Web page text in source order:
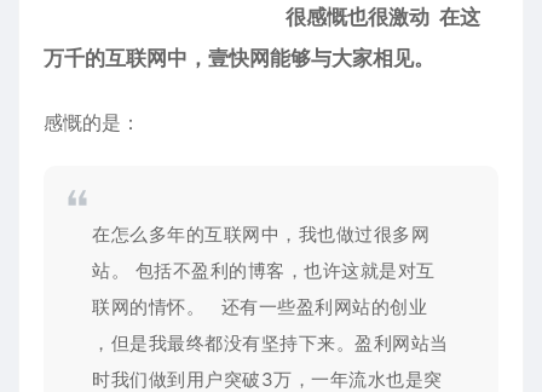
很感慨也很激动 在这
万千的互联网中，壹快网能够与大家相见。
感慨的是：
在怎么多年的互联网中，我也做过很多网
站。 包括不盈利的博客，也许这就是对互
联网的情怀。 还有一些盈利网站的创业
，但是我最终都没有坚持下来。盈利网站当
时我们做到用户突破3万，一年流水也是突